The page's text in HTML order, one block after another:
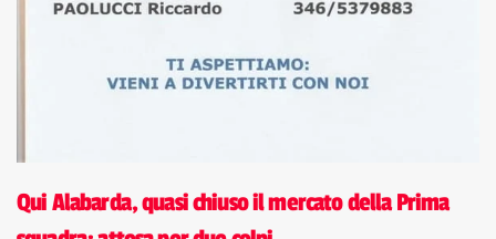
Qui Alabarda, quasi chiuso il mercato della Prima